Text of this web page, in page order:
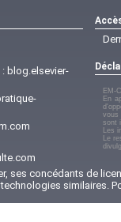
: blog.elsevier-
EM-
En
vous
sont
Les
Le
ses concédants de
similaires.